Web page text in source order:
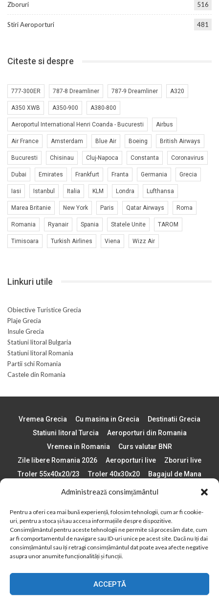
Administrează consimțământul
Pentru a oferi cea mai bună experiență, folosim tehnologii, cum ar fi cookie-
uri, pentru a stoca și/sau accesa informațiile despre dispozitive.
Consimțământul pentru aceste tehnologii ne permite să procesăm date, cum
ar fi comportamentul de navigare sau ID-uri unice pe acest site. Dacă nu îți dai
consimțământul sau îți retragi consimțământul dat poate avea afecte negative
asupra unor anumite funcționalități și funcții.
ACCEPTĂ
Zboruri 516
Stiri Aeroporturi 481
Citeste si despre
777-300ER 787-8 Dreamliner 787-9 Dreamliner A320
A350 XWB A350-900 A380-800
Aeroportul International Henri Coanda - Bucuresti Airbus
Air France Amsterdam Blue Air Boeing British Airways
Bucuresti Chisinau Cluj-Napoca Constanta Coronavirus
Dubai Emirates Frankfurt Franta Germania Grecia
Iasi Istanbul Italia KLM Londra Lufthansa
Marea Britanie New York Paris Qatar Airways Roma
Romania Ryanair Spania Statele Unite TAROM
Timisoara Turkish Airlines Viena Wizz Air
Linkuri utile
Obiective Turistice Grecia
Plaje Grecia
Insule Grecia
Statiuni litoral Bulgaria
Statiuni litoral Romania
Partii schi Romania
Castele din Romania
Vremea Grecia Cu masina in Grecia
Destinatii Grecia
Statiuni litoral Turcia
Aeroporturi din Romania
Vremea in Romania
Curs valutar BNR
Zile libere Romania 2026
Aeroporturi live
Zboruri live
Troler 55x40x20/23
Troler 40x30x20
Bagajul de Mana
Paste 2026
Cele mai bune telefoane
Plaje din Europa
Concerte Romania 2025
Asigurare de calatorie
Când se schimba ora în 2026
Calendar Formula 1 sezon 2026
Boarding Pass
Despre AirlinesTravel.ro
Politică cookie-uri (UE)
Cookie Policy (AU)
Politică cookie-uri (ZA)